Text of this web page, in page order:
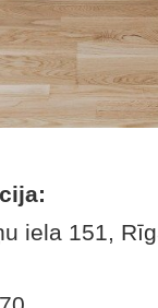
iela 151,